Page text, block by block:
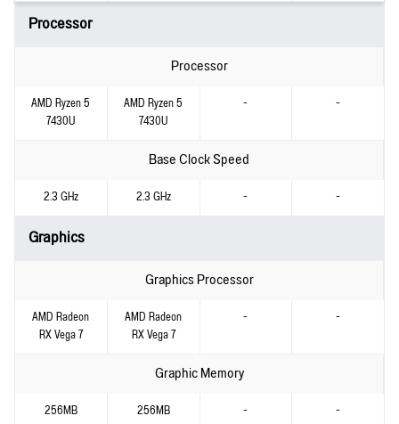
Processor
Processor
AMD Ryzen 5
7430U
AMD Ryzen 5
7430U
- -
Base Clock Speed
2.3 GHz 2.3 GHz - -
Graphics
Graphics Processor
AMD Radeon
RX Vega 7
AMD Radeon
RX Vega 7
- -
Graphic Memory
256MB 256MB - -